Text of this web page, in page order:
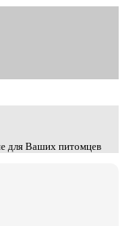
для Ваших питомцев